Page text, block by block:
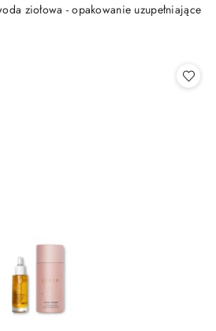
ziołowa - opakowanie uzupełniające